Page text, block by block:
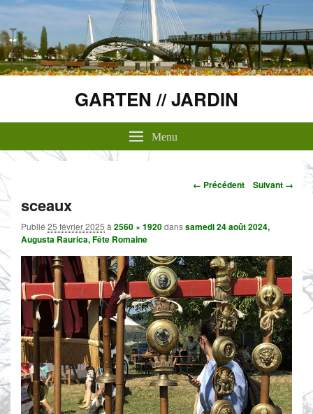
GARTEN // JARDIN
Menu
Navigation
images
← Précédent Suivant →
sceaux
Publié 25 février 2025 à 2560 × 1920danssamedi 24 août 2024,
Augusta Raurica, Fête Romaine